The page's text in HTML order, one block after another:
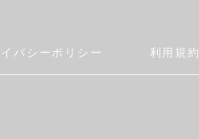
バシーポリシー 利用規約